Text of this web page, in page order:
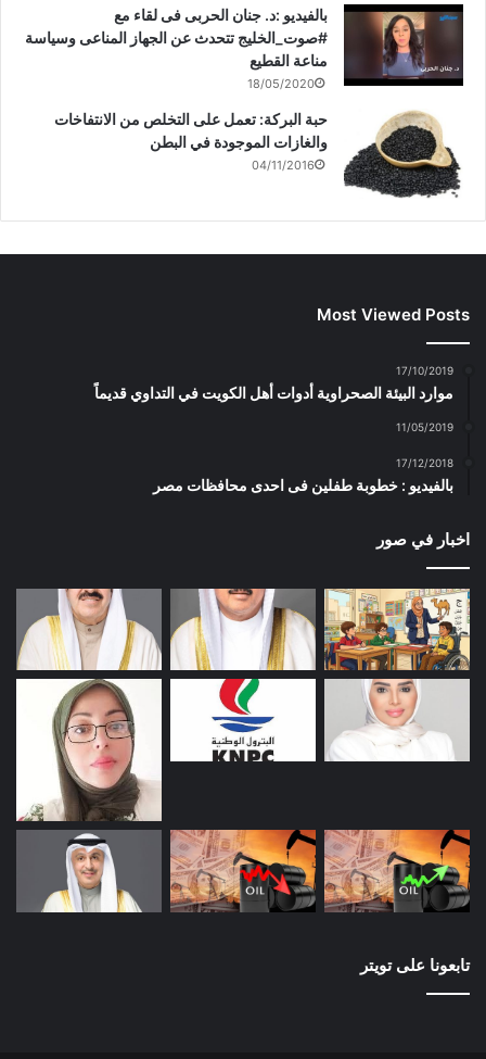
بالفيديو :د. جنان الحربى فى لقاء مع
#صوت_الخليج تتحدث عن الجهاز المناعى وسياسة
مناعة القطيع
18/05/2020
حبة البركة: تعمل على التخلص من الانتفاخات
والغازات الموجودة في البطن
04/11/2016
Most Viewed Posts
17/10/2019
موارد البيئة الصحراوية أدوات أهل الكويت في التداوي قديماً
11/05/2019
17/12/2018
بالفيديو : خطوبة طفلين فى احدى محافظات مصر
اخبار في صور
تابعونا على تويتر